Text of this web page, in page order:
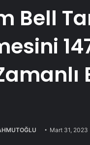
Bell
Mart 31, 2023